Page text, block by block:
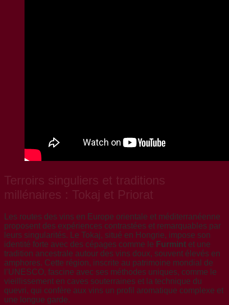
Terroirs singuliers et traditions
millénaires : Tokaj et Priorat
Les routes des vins en Europe orientale et méditerranéenne
proposent des expériences contrastées et remarquables par
leurs singularités. Le Tokaj, situé en Hongrie, impose son
identité forte avec des cépages comme le Furmint et une
tradition ancestrale autour des vins doux, souvent élevés en
amphores. Cette région, inscrite au patrimoine mondial de
l’UNESCO, fascine avec ses méthodes uniques, comme le
vieillissement en caves souterraines et la technique du
quevri, qui confère aux vins un profil aromatique complexe et
une longue garde.